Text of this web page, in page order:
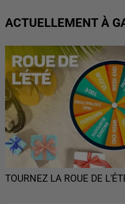
ACTUELLEMENT À
TOURNEZ LA ROUE DE